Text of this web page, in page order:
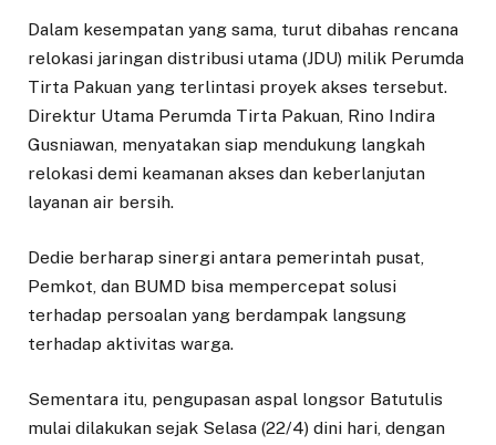
Dalam kesempatan yang sama, turut dibahas rencana
relokasi jaringan distribusi utama (JDU) milik Perumda
Tirta Pakuan yang terlintasi proyek akses tersebut.
Direktur Utama Perumda Tirta Pakuan, Rino Indira
Gusniawan, menyatakan siap mendukung langkah
relokasi demi keamanan akses dan keberlanjutan
layanan air bersih.
Dedie berharap sinergi antara pemerintah pusat,
Pemkot, dan BUMD bisa mempercepat solusi
terhadap persoalan yang berdampak langsung
terhadap aktivitas warga.
Sementara itu, pengupasan aspal longsor Batutulis
mulai dilakukan sejak Selasa (22/4) dini hari, dengan